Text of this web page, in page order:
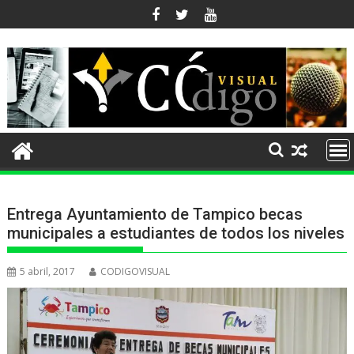
al
contenido
Entrega Ayuntamiento de Tampico becas
municipales a estudiantes de todos los niveles
5 abril, 2017 CODIGOVISUAL